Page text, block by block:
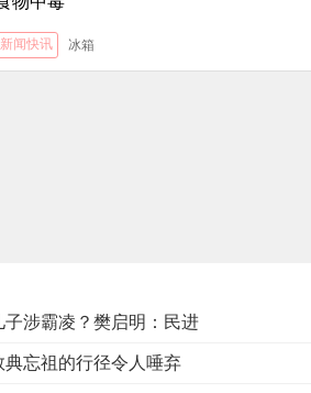
新闻快讯 冰箱
涉霸凌？樊启明：民进
忘祖的行径令人唾弃